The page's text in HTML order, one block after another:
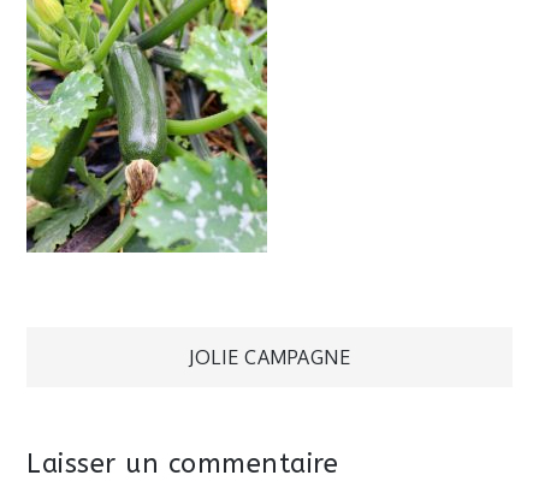
Navigation
JOLIE CAMPAGNE
Laisser un commentaire